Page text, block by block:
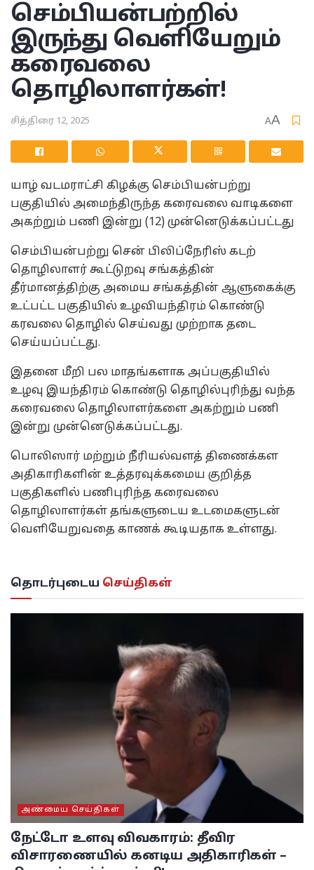
செம்பியன்பற்றில்
இருந்து வெளியேறும்
கரைவலை
தொழிலாளர்கள்!
சித்திரை 12, 2025 AA
யாழ் வடமராட்சி கிழக்கு செம்பியன்பற்று
பகுதியில் அமைந்திருந்த கரைவலை வாடிகளை
அகற்றும் பணி இன்று (12) முன்னெடுக்கப்பட்டது
செம்பியன்பற்று சென் பிலிப்நேரிஸ் கடற்
தொழிலாளர் கூட்டுறவு சங்கத்தின்
தீர்மானத்திற்கு அமைய சங்கத்தின் ஆளுகைக்கு
உட்பட்ட பகுதியில் உழவியந்திரம் கொண்டு
கரவலை தொழில் செய்வது முற்றாக தடை
செய்யப்பட்டது.
இதனை மீறி பல மாதங்களாக அப்பகுதியில்
உழவு இயந்திரம் கொண்டு தொழில்புரிந்து வந்த
கரைவலை தொழிலாளர்களை அகற்றும் பணி
இன்று முன்னெடுக்கப்பட்டது.
பொலிஸார் மற்றும் நீரியல்வளத் திணைக்கள
அதிகாரிகளின் உத்தரவுக்கமைய குறித்த
பகுதிகளில் பணிபுரிந்த கரைவலை
தொழிலாளர்கள் தங்களுடைய உடமைகளுடன்
வெளியேறுவதை காணக் கூடியதாக உள்ளது.
தொடர்புடைய செய்திகள்
அண்மைய செய்திகள்
நேட்டோ உளவு விவகாரம்: தீவிர
விசாரணையில் கனடிய அதிகாரிகள் –